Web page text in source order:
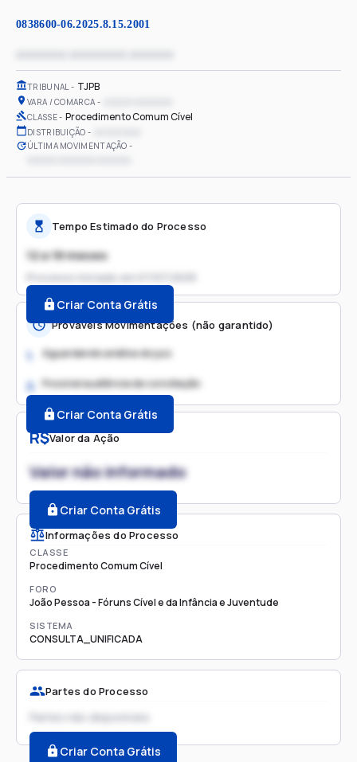
0838600-06.2025.8.15.2001
TRIBUNAL TJPB
VARA / COMARCA
CLASSE Procedimento Comum Cível
DISTRIBUIÇÃO
ÚLTIMA MOVIMENTAÇÃO
R$Valor da Ação
Valor não informado
Criar Conta Grátis
Informações do Processo
CLASSE
Procedimento Comum Cível
FORO
João Pessoa - Fóruns Cível e da Infância e Juventude
SISTEMA
CONSULTA_UNIFICADA
Partes do Processo
Partes não disponíveis
Criar Conta Grátis
Tempo Estimado do Processo
12 a 18 meses
Processo iniciado em
Criar Conta Grátis
Prováveis Movimentações (não garantido)
1. Aguardando análise do juiz
2. Possível audiência de conciliação
Criar Conta Grátis